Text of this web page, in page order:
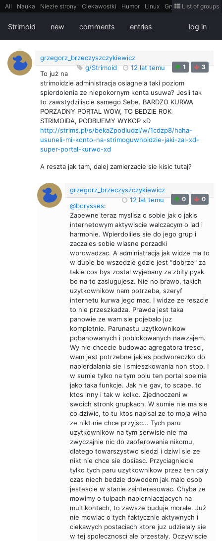
All Nauka Niezłe strony Ciekawostki Humor Linux Gry
Teh
Bezpieczeństwo
Książki Sugestie FotoHistoria
Truelolcontent
FilmyDokumentalne
gify
Cytaty Mapy Film Android itt Tradycyjne gry
List of groups
Strimoid new comments entries log in
grzegorz_brzeczyszczykiewicz
g/Strimoid
12 lat temu 1 3
To już na
strimoidzie administracja osiagnela taki poziom
spierdolenia ze niepokornym konta usuwa? Jesli tak
to zawstydziliscie samego Sebe. BARDZO KURWA
PORZADNY PORTAL WOW, TO BEDZIE ROK
STRIMOIDA, PODBIJEMY WYKOP xD
http://strims.pl/s/bekaZpodludzi/w/1cdzp8/haha-
usuneli-mi-konto-na-strimoguwnoidzie-jaki-zal-xd-
super-portal-kurwo-xd
A reszta jak tam, dalej zamierzacie sie kisic tutaj?
grzegorz_brzeczyszczykiewicz
12 lat temu
0 0
@borysses:
Zapewne teraz myslisz o sobie jak o jakis
internetowym aktywiscie walczacym o lad i
harmonie. Wpierdoliles sie do jego grup i
zaczales sobie wlasne porzadki
wprowadzac. A administracja jak widze ma to
w dupie bo wszedzie gdzie jest "dobrze" za
takie cos bys zostal wyjebany za zbity pysk
bo na to zaslugujesz. Nie no brawo, takich
uzytkownikow nam potrzeba, szeryf
internetu kurwa jego mac. I widze ze reszcie
to nie przeszkadza. Prawda jest taka
panowie ze wam sie pojebalo juz
kompletnie. Parunastu uzytkownikow
pobanowanych i poblokowanych nawzajem.
Wy nie chcecie budowac agregatora tresci,
wam jest potrzebne jakies podworeczko do
napierdalania sie i smieszkowania non stop. I
w sumie tylko na tym polu ten portal spelnia
jako taka funkcje. Jak nie gav, to scape, to
ktos inny i tak w kolko. Zjednoczeni w
swoich stronk grupkach. W sumie nie ma sie
co dziwic, to tu ktos napisal ze to moja wina
ze nikt nie chce przyjsc... Tych paru
uzytkownikow na tym serwisie nie ma
zwyczajnie nic do zaoferowania nikomu,
dlatego towarszystwo siedzi i dziwi sie ze
nikt nie chce sie dosiasc. Przyciagniecie
tylko tych paru uzytkownikow przez ten caly
czas niech bedzie dowodem jak malo osob
jestescie w stanie zainteresowac. Chyba ze
mowimy o tulpach napierniaczjacych na
multikontach, to zawsze buduje morale. Już
nie mowiac o tych faktycznie aktywnych i
ciekawych postaciach ktore juz udzielaly sie
w tej spolecznosci ale przestaly. Oczywiscie